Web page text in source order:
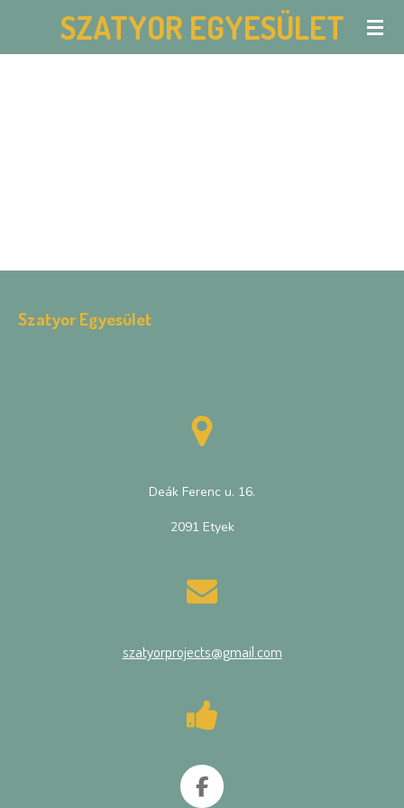
to
SZATYOR EGYESÜLET
Szatyor Egyesület
Deák Ferenc u. 16.
2091 Etyek
szatyorprojects@gmail.com
F